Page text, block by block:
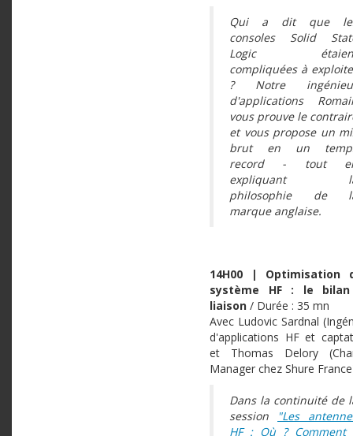
Qui a dit que
consoles Solid
Logic
compliquées à
? Notre
d'applications
vous prouve le
et vous propose un
brut en un
record - tout
expliquant
philosophie de
marque anglaise.
14H00 | Optimisation
système HF : le
liaison / Durée : 35 mn
Avec Ludovic Sardnal
d'applications HF et
et Thomas Delory
Manager chez Shure
Dans la continuité de
session
"Les
HF : Où ? Comment